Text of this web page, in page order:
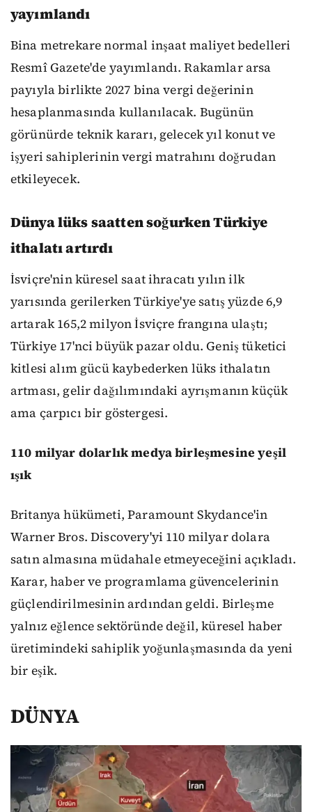
yayımlandı
Bina metrekare normal inşaat maliyet bedelleri
Resmî Gazete'de yayımlandı. Rakamlar arsa
payıyla birlikte 2027 bina vergi değerinin
hesaplanmasında kullanılacak. Bugünün
görünürde teknik kararı, gelecek yıl konut ve
işyeri sahiplerinin vergi matrahını doğrudan
etkileyecek.
Dünya lüks saatten soğurken Türkiye
ithalatı artırdı
İsviçre'nin küresel saat ihracatı yılın ilk
yarısında gerilerken Türkiye'ye satış yüzde 6,9
artarak 165,2 milyon İsviçre frangına ulaştı;
Türkiye 17'nci büyük pazar oldu. Geniş tüketici
kitlesi alım gücü kaybederken lüks ithalatın
artması, gelir dağılımındaki ayrışmanın küçük
ama çarpıcı bir göstergesi.
110 milyar dolarlık medya birleşmesine yeşil
ışık
Britanya hükümeti, Paramount Skydance'in
Warner Bros. Discovery'yi 110 milyar dolara
satın almasına müdahale etmeyeceğini açıkladı.
Karar, haber ve programlama güvencelerinin
güçlendirilmesinin ardından geldi. Birleşme
yalnız eğlence sektöründe değil, küresel haber
üretimindeki sahiplik yoğunlaşmasında da yeni
bir eşik.
DÜNYA